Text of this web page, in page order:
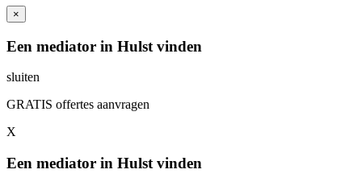
×
Een mediator in Hulst vinden
sluiten
GRATIS offertes aanvragen
X
Een mediator in Hulst vinden